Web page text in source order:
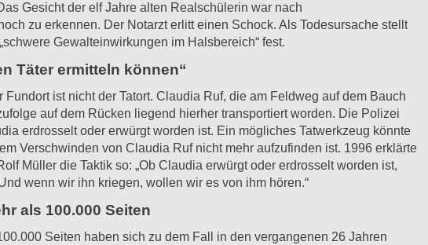
Gesicht der elf Jahre alten Realschülerin war nach
zu erkennen. Der Notarzt erlitt einen Schock. Als Todesursache stellt
Gewalteinwirkungen im Halsbereich“ fest.
Täter ermitteln können“
Fundort ist nicht der Tatort. Claudia Ruf, die am Feldweg auf dem Bauch
auf dem Rücken liegend hierher transportiert worden. Die Polizei
erdrosselt oder erwürgt worden ist. Ein mögliches Tatwerkzeug könnte
Verschwinden von Claudia Ruf nicht mehr aufzufinden ist. 1996 erklärte
Müller die Taktik so: „Ob Claudia erwürgt oder erdrosselt worden ist,
wenn wir ihn kriegen, wollen wir es von ihm hören.“
als 100.000 Seiten
Seiten haben sich zu dem Fall in den vergangenen 26 Jahren